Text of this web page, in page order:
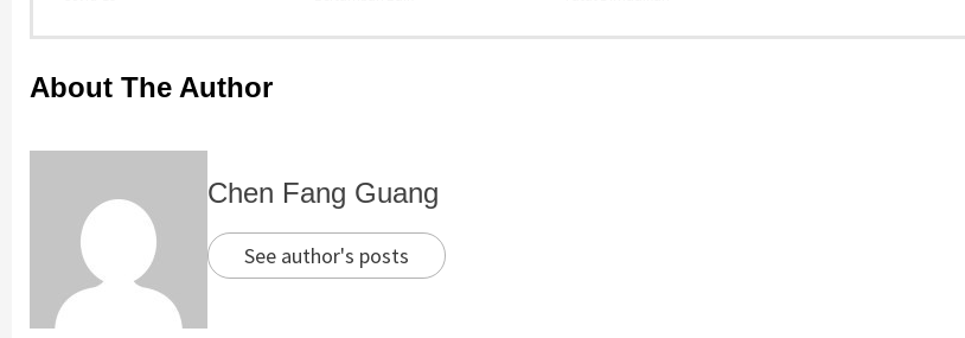
About The Author
Chen Fang Guang
See author's posts